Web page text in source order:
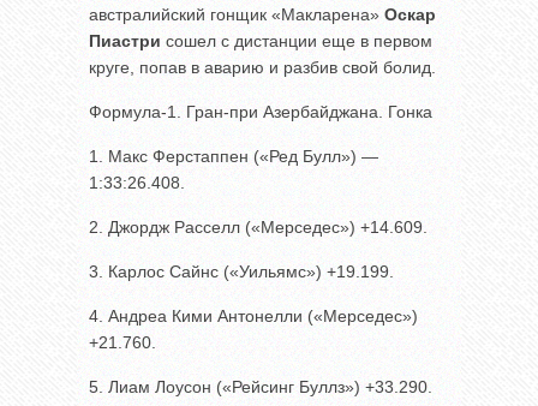
австралийский гонщик «Макларена» Оскар
Пиастри сошел с дистанции еще в первом
круге, попав в аварию и разбив свой болид.
Формула-1. Гран-при Азербайджана. Гонка
1. Макс Ферстаппен («Ред Булл») —
1:33:26.408.
2. Джордж Расселл («Мерседес») +14.609.
3. Карлос Сайнс («Уильямс») +19.199.
4. Андреа Кими Антонелли («Мерседес»)
+21.760.
5. Лиам Лоусон («Рейсинг Буллз») +33.290.